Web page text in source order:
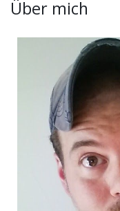
Über mich